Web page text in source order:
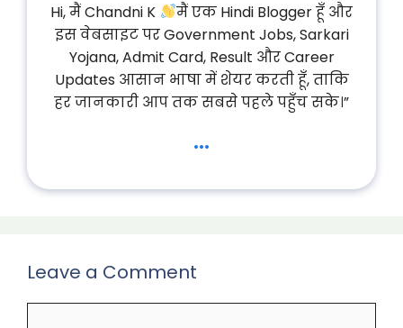
Hi, मैं Chandni K
मैं एक Hindi Blogger हूँ और
इस वेबसाइट पर Government Jobs, Sarkari
Yojana, Admit Card, Result और Career
Updates आसान भाषा में शेयर करती हूँ, ताकि
हर जानकारी आप तक सबसे पहले पहुँच सके।”
...
Leave a Comment